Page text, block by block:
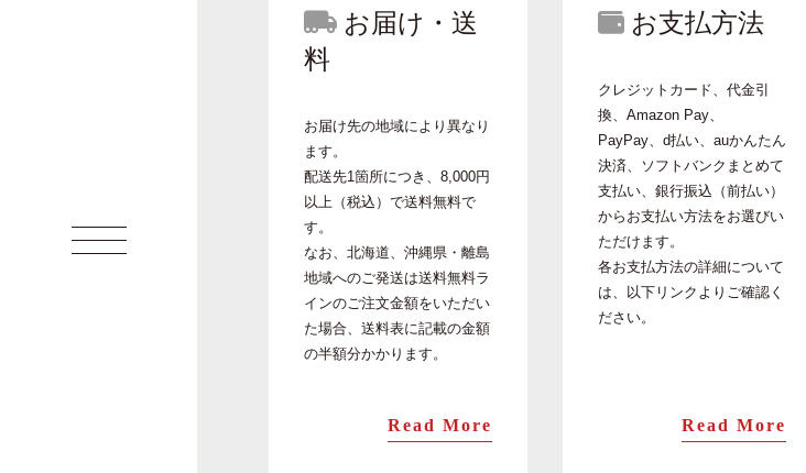
お届け・送
料
お届け先の地域により異なり
ます。
配送先1箇所につき、8,000円
以上（税込）で送料無料で
す。
なお、北海道、沖縄県・離島
地域へのご発送は送料無料ラ
インのご注文金額をいただい
た場合、送料表に記載の金額
の半額分かかります。
Read More
お支払方法
クレジットカード、代金引
換、Amazon Pay、
PayPay、d払い、auかんたん
決済、ソフトバンクまとめて
支払い、銀行振込（前払い）
からお支払い方法をお選びい
ただけます。
各お支払方法の詳細について
は、以下リンクよりご確認く
ださい。
Read More